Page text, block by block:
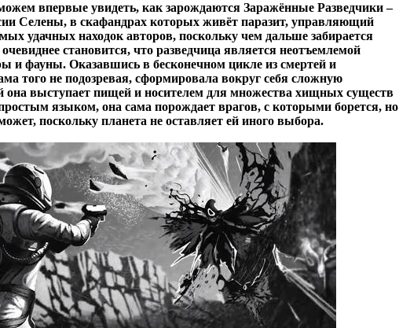
впервые увидеть, как зарождаются Заражённые Разведчики –
Селены, в скафандрах которых живёт паразит, управляющий
удачных находок авторов, поскольку чем дальше забирается
становится, что разведчица является неотъемлемой
и фауны. Оказавшись в бесконечном цикле из смертей и
того не подозревая, сформировала вокруг себя сложную
она выступает пищей и носителем для множества хищных существ
языком, она сама порождает врагов, с которыми борется, но
поскольку планета не оставляет ей иного выбора.